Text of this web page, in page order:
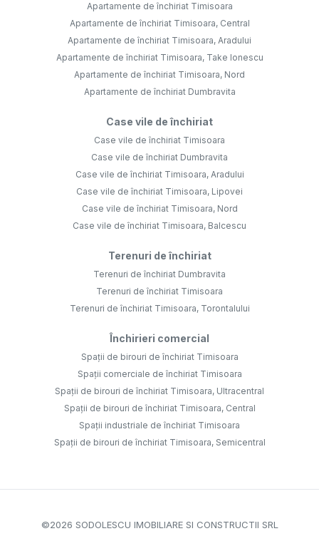
Apartamente de închiriat Timisoara
Apartamente de închiriat Timisoara, Central
Apartamente de închiriat Timisoara, Aradului
Apartamente de închiriat Timisoara, Take Ionescu
Apartamente de închiriat Timisoara, Nord
Apartamente de închiriat Dumbravita
Case vile de închiriat
Case vile de închiriat Timisoara
Case vile de închiriat Dumbravita
Case vile de închiriat Timisoara, Aradului
Case vile de închiriat Timisoara, Lipovei
Case vile de închiriat Timisoara, Nord
Case vile de închiriat Timisoara, Balcescu
Terenuri de închiriat
Terenuri de închiriat Dumbravita
Terenuri de închiriat Timisoara
Terenuri de închiriat Timisoara, Torontalului
Închirieri comercial
Spații de birouri de închiriat Timisoara
Spații comerciale de închiriat Timisoara
Spații de birouri de închiriat Timisoara, Ultracentral
Spații de birouri de închiriat Timisoara, Central
Spații industriale de închiriat Timisoara
Spații de birouri de închiriat Timisoara, Semicentral
©2026 SODOLESCU IMOBILIARE SI CONSTRUCTII SRL